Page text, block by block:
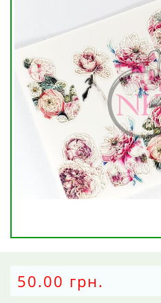
50.00 грн.